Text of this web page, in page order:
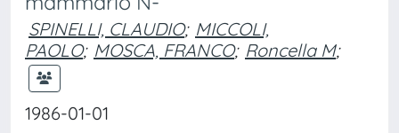
SPINELLI, CLAUDIO; MICCOLI,
PAOLO; MOSCA, FRANCO; Roncella M;
1986-01-01